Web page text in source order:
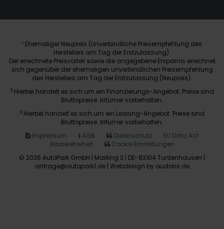
1 Ehemaliger Neupreis (Unverbindliche Preisempfehlung des
Herstellers am Tag der Erstzulassung).
Der errechnete Preisvorteil sowie die angegebene Ersparnis errechnet
sich gegenüber der ehemaligen unverbindlichen Preisempfehlung
des Herstellers am Tag der Erstzulassung (Neupreis).
2 Hierbei handelt es sich um ein Finanzierungs-Angebot. Preise sind
Bruttopreise. Irrtümer vorbehalten.
3 Hierbei handelt es sich um ein Leasing-Angebot. Preise sind
Bruttopreise. Irrtümer vorbehalten.
Impressum
AGB Datenschutz
EU Data Act
Barrierefreiheit
Cookie Einstellungen
© 2026 AutoPark GmbH | Mailling 3 | DE-83104 Tuntenhausen |
anfrage@autopark1.de | Webdesign by audaris.de